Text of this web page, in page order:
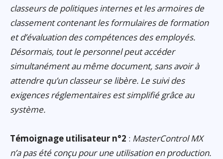
classeurs de politiques internes et les armoires de
classement contenant les formulaires de formation
et d’évaluation des compétences des employés.
Désormais, tout le personnel peut accéder
simultanément au même document, sans avoir à
attendre qu’un classeur se libère. Le suivi des
exigences réglementaires est simplifié grâce au
système.
Témoignage utilisateur n°2 : MasterControl MX
n’a pas été conçu pour une utilisation en production.